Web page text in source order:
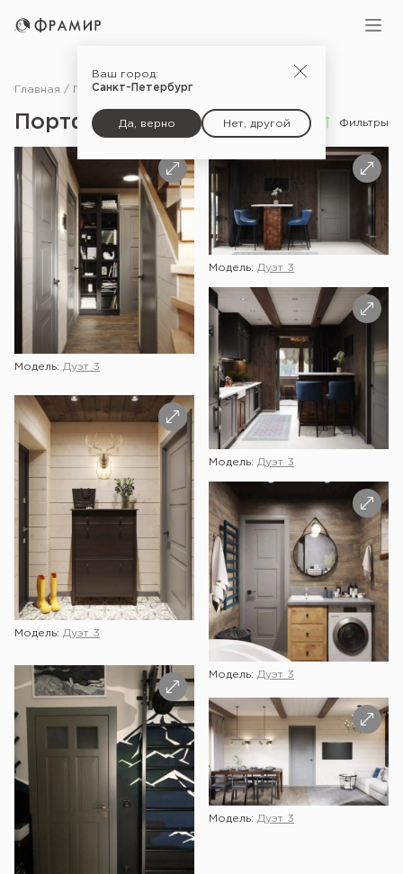
Ваш город:
Санкт-Петербург
Да, верно Нет, другой
Главная Портфолио
Портфолио Фильтры
Модель: Дуэт 3
Модель: Дуэт 3
Модель: Дуэт 3
Модель: Дуэт 3
Модель: Дуэт 3
Модель: Дуэт 3